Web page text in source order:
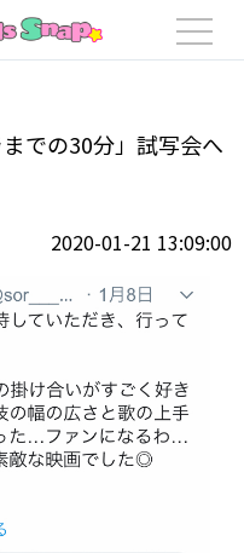
】映画「サヨナラまでの30分」
での30分」試写会へ
2020-01-21 13:09:00